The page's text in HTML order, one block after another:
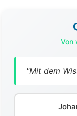
Von
"Mit dem